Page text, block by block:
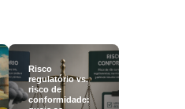
Risco
regulatório vs.
risco de
conformidade: